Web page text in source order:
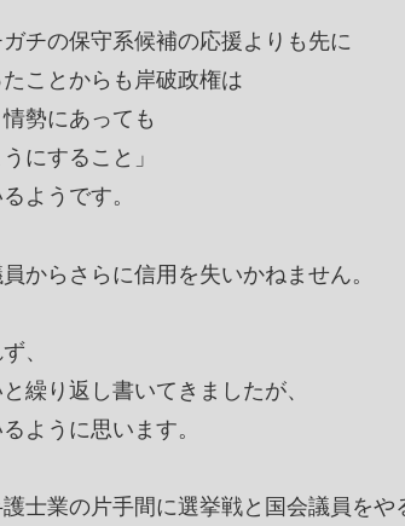
チの保守系候補の応援よりも先に
ことからも岸破政権は
勢にあっても
にすること」
ようです。
からさらに信用を失いかねません。
、
繰り返し書いてきましたが、
ように思います。
士業の片手間に選挙戦と国会議員を